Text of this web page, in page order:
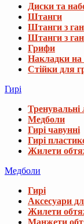
Диски та
Штанги
Штанги з
Штанги з
Грифи
Накладки на
Стійки для
Гирі
Тренувальні
Медболи
Гирі чавунні
Гирі
Жилети
Медболи
Гирі
Аксесуари
Жилети
Манжети